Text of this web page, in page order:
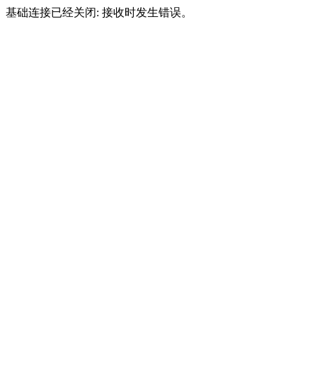
基础连接已经关闭: 接收时发生错误。